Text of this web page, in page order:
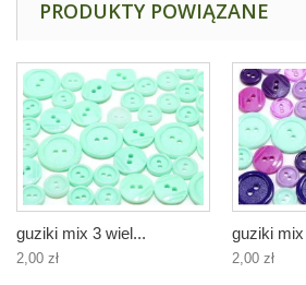
PRODUKTY POWIĄZANE
guziki mix 3 wiel...
2,00 zł
guziki
2,00 zł